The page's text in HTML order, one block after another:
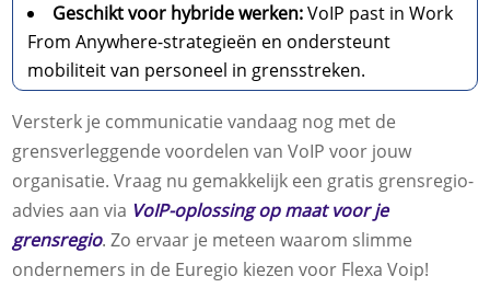
Geschikt voor hybride werken:VoIP past in Work
From Anywhere-strategieën en ondersteunt
mobiliteit van personeel in grensstreken.
Versterk je communicatie vandaag nog met de
grensverleggende voordelen van VoIP voor jouw
organisatie. Vraag nu gemakkelijk een gratis grensregio-
advies aan via VoIP-oplossing op maat voor je
grensregio. Zo ervaar je meteen waarom slimme
ondernemers in de Euregio kiezen voor Flexa Voip!